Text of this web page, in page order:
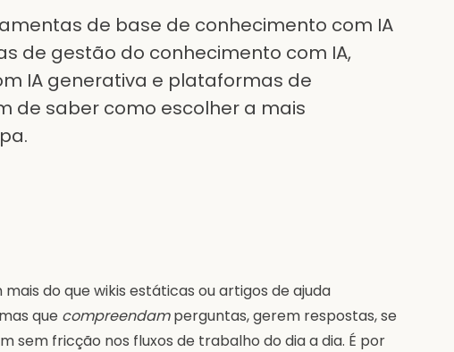
de base de conhecimento com IA
de gestão do conhecimento com IA,
IA generativa e plataformas de
de saber como escolher a mais
do que wikis estáticas ou artigos de ajuda
que compreendamperguntas, gerem respostas, se
sem fricção nos fluxos de trabalho do dia a dia. É por